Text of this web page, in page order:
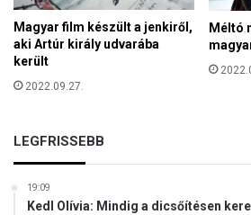
Magyar film készült a jenkiről,
aki Artúr király udvarába
került
2022.09.27.
Méltó
LEGFRISSEBB
19:09
Kedl Olívia: Mindig a dicsőítésen